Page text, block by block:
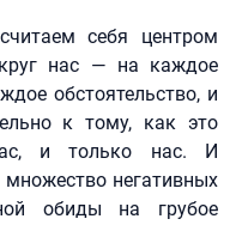
себя центром
нас — на каждое
обстоятельство, и
к тому, как это
и только нас. И
негативных
обиды на грубое